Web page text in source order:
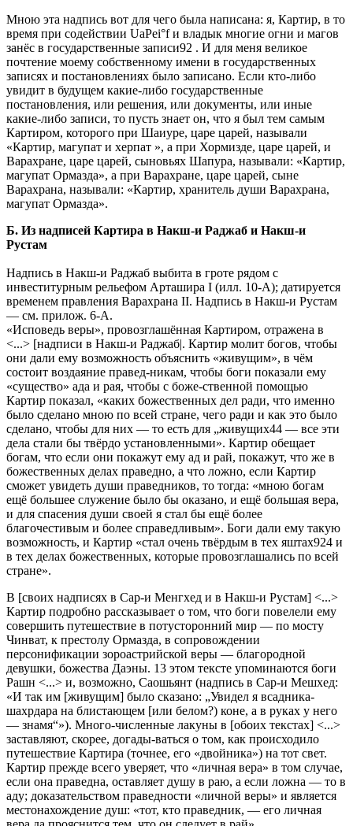
Мною эта надпись вот для чего была написана: я, Картир, в то
время при содействии UaPei°f и владык многие огни и магов
занёс в государственные записи92 . И для меня великое
почтение моему собственному имени в государственных
записях и постановлениях было записано. Если кто-либо
увидит в будущем какие-либо государственные
постановления, или решения, или документы, или иные
какие-либо записи, то пусть знает он, что я был тем самым
Картиром, которого при Шаиуре, царе царей, называли
«Картир, магупат и херпат », а при Хормизде, царе царей, и
Варахране, царе царей, сыновьях Шапура, называли: «Картир,
магупат Ормазда», а при Варахране, царе царей, сыне
Варахрана, называли: «Картир, хранитель души Варахрана,
магупат Ормазда».
Б. Из надписей Картира в Накш-и Раджаб и Накш-и
Рустам
Надпись в Накш-и Раджаб выбита в гроте рядом с
инвеститурным рельефом Арташира I (илл. 10-А); датируется
временем правления Варахрана II. Надпись в Накш-и Рустам
— см. прилож. 6-А.
«Исповедь веры», провозглашённая Картиром, отражена в
<...> [надписи в Накш-и Раджаб|. Картир молит богов, чтобы
они дали ему возможность объяснить «живущим», в чём
состоит воздаяние правед-никам, чтобы боги показали ему
«существо» ада и рая, чтобы с боже-ственной помощью
Картир показал, «каких божественных дел ради, что именно
было сделано мною по всей стране, чего ради и как это было
сделано, чтобы для них — то есть для „живущих44 — все эти
дела стали бы твёрдо установленными». Картир обещает
богам, что если они покажут ему ад и рай, покажут, что же в
божественных делах праведно, а что ложно, если Картир
сможет увидеть души праведников, то тогда: «мною богам
ещё большее служение было бы оказано, и ещё большая вера,
и для спасения души своей я стал бы ещё более
благочестивым и более справедливым». Боги дали ему такую
возможность, и Картир «стал очень твёрдым в тех яштах924 и
в тех делах божественных, которые провозглашались по всей
стране».
В [своих надписях в Сар-и Менгхед и в Накш-и Рустам] <...>
Картир подробно рассказывает о том, что боги повелели ему
совершить путешествие в потусторонний мир — по мосту
Чинват, к престолу Ормазда, в сопровождении
персонификации зороастрийской веры — благородной
девушки, божества Даэны. 13 этом тексте упоминаются боги
Рашн <...> и, возможно, Саошьянт (надпись в Cap-и Мешхед:
«И так им [живущим] было сказано: „Увидел я всадника-
шахрдара на блистающем [или белом?) коне, а в руках у него
— знамя“»). Много-численные лакуны в [обоих текстах] <...>
заставляют, скорее, догады-ваться о том, как происходило
путешествие Картира (точнее, его «двойника») на тот свет.
Картир прежде всего уверяет, что «личная вера» в том случае,
если она праведна, оставляет душу в раю, а если ложна — то в
аду; доказательством праведности «личной веры» и является
местонахождение душ: «тот, кто праведник, — его личная